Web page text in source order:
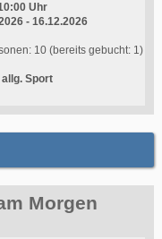
Uhr
- 16.12.2026
10 (bereits gebucht: 1)
allg. Sport
Morgen